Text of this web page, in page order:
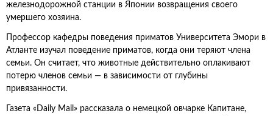
железнодорожной станции в Японии возвращения своего
умершего хозяина.
Профессор кафедры поведения приматов Университета Эмори в
Атланте изучал поведение приматов, когда они теряют члена
семьи. Он считает, что животные действительно оплакивают
потерю членов семьи — в зависимости от глубины
привязанности.
Газета «Daily Mail» рассказала о немецкой овчарке Капитане,